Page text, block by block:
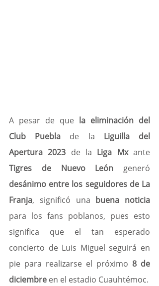
A pesar de que la eliminación del
Club Puebla de la Liguilla del
Apertura 2023 de la Liga Mx
Tigres de Nuevo León
desánimo entre los seguidores de La
Franja, significó una buena noticia
para los fans poblanos, pues esto
significa que el tan esperado
concierto de Luis Miguel seguirá en
pie para realizarse el próximo 8 de
diciembre en el estadio Cuauhtémoc.